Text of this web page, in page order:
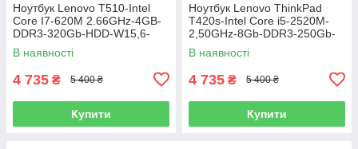
Ноутбук Lenovo T510-Intel
Core I7-620M 2.66GHz-4GB-
DDR3-320Gb-HDD-W15,6-
NVIDIA NVS 3100m(512mb)-
Web-(B)-Б/В
В наявності
4 735 ₴ 5 400 ₴
Купити
Ноутбук Lenovo ThinkPad
T420s-Intel Core i5-2520M-
2,50GHz-8Gb-DDR3-250Gb-
HDD-W14-Web-(B)-Б/В
В наявності
4 735 ₴ 5 400 ₴
Купити